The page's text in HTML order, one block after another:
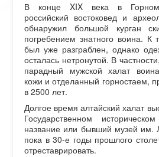
В конце XIX века в Горном
российский востоковед и
обнаружил большой курган
погребением знатного воина. К
был уже разграблен, однако
осталась нетронутой. В
парадный мужской халат
кожи и отделанный горностаем,
в 2500 лет.
Долгое время алтайский халат
Государственном
название или бывший музей им.
пока в 30-е годы прошлого
отреставрировать.